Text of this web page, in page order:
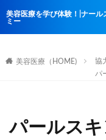
美容医療を学び体験！|ナール
ミー
美容医療（HOME)
協
パ
パールス